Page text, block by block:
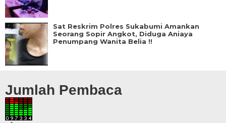
Sat Reskrim Polres Sukabumi Amankan
Seorang Sopir Angkot, Diduga Aniaya
Penumpang Wanita Belia !!
Jumlah Pembaca